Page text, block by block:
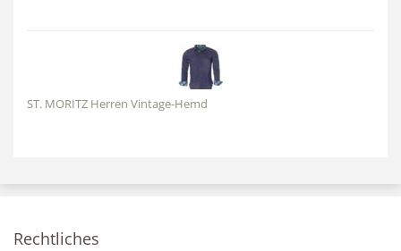
ST. MORITZ Herren Vintage-Hemd
Rechtliches